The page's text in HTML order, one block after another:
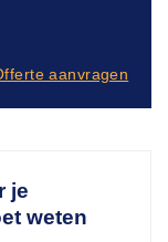
je
weten
aanvragen